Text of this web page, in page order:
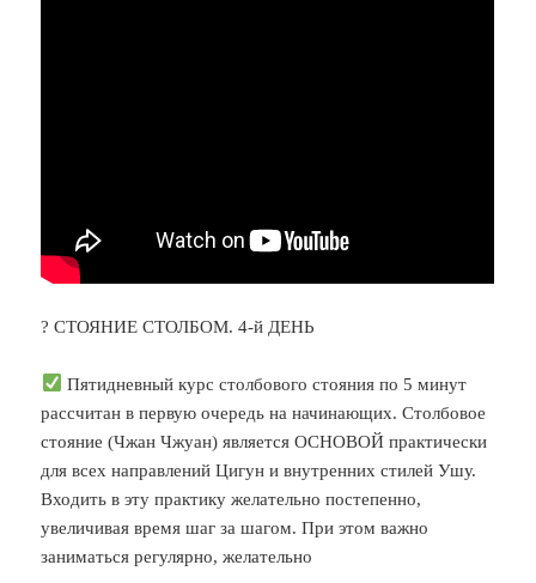
? СТОЯНИЕ СТОЛБОМ. 4-й ДЕНЬ
Пятидневный курс столбового стояния по 5 минут
рассчитан в первую очередь на начинающих. Столбовое
стояние (Чжан Чжуан) является ОСНОВОЙ практически
для всех направлений Цигун и внутренних стилей Ушу.
Входить в эту практику желательно постепенно,
увеличивая время шаг за шагом. При этом важно
заниматься регулярно, желательно